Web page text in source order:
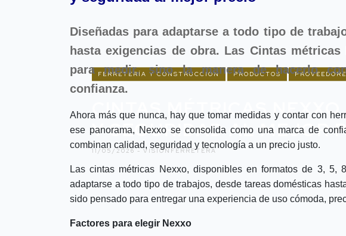
FERRETERÍA Y CONSTRUCCIÓN PRODUCTOS
CINTAS MÉTRICAS
Y SEGURIDAD AL MEJOR
11/05/2026 -VISIÓNFERRETERA
Diseñadas para adaptarse a todo tipo de
hasta exigencias de obra. Las Cintas
para medir, sino la manera de hacerlo
confianza.
Ahora más que nunca, hay que tomar medidas y contar con
ese panorama, Nexxo se consolida como una marca de
combinan calidad, seguridad y tecnología a un precio justo.
Las cintas métricas Nexxo, disponibles en formatos de 3, 5,
adaptarse a todo tipo de trabajos, desde tareas domésticas
sido pensado para entregar una experiencia de uso cómoda,
Factores para elegir Nexxo